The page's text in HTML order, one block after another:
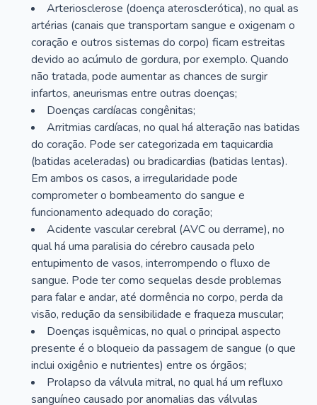
Arteriosclerose (doença aterosclerótica), no qual as
artérias (canais que transportam sangue e oxigenam o
coração e outros sistemas do corpo) ficam estreitas
devido ao acúmulo de gordura, por exemplo. Quando
não tratada, pode aumentar as chances de surgir
infartos, aneurismas entre outras doenças;
Doenças cardíacas congênitas;
Arritmias cardíacas, no qual há alteração nas batidas
do coração. Pode ser categorizada em taquicardia
(batidas aceleradas) ou bradicardias (batidas lentas).
Em ambos os casos, a irregularidade pode
comprometer o bombeamento do sangue e
funcionamento adequado do coração;
Acidente vascular cerebral (AVC ou derrame), no
qual há uma paralisia do cérebro causada pelo
entupimento de vasos, interrompendo o fluxo de
sangue. Pode ter como sequelas desde problemas
para falar e andar, até dormência no corpo, perda da
visão, redução da sensibilidade e fraqueza muscular;
Doenças isquêmicas, no qual o principal aspecto
presente é o bloqueio da passagem de sangue (o que
inclui oxigênio e nutrientes) entre os órgãos;
Prolapso da válvula mitral, no qual há um refluxo
sanguíneo causado por anomalias das válvulas